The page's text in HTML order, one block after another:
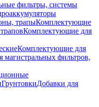
фильтры, системы
трапыКомплектующие
Комплектующие для
Комплектующие для
магистральных фильтров,
ГрунтовкиДобавки для